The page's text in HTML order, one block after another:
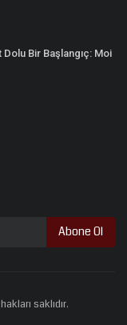
Dolu Bir Başlangıç: Moi
Abone Ol
saklıdır.